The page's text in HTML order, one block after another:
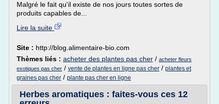
Malgré le fait qu'il existe de nos jours toutes sortes de
produits capables de...
Lire la suite
Site : http://blog.alimentaire-bio.com
Thèmes liés : acheter des plantes pas cher / acheter fleurs
exotiques pas cher / vente de plantes en ligne pas cher / plantes et
graines pas cher / plante pas cher en ligne
Herbes aromatiques : faites-vous ces 12